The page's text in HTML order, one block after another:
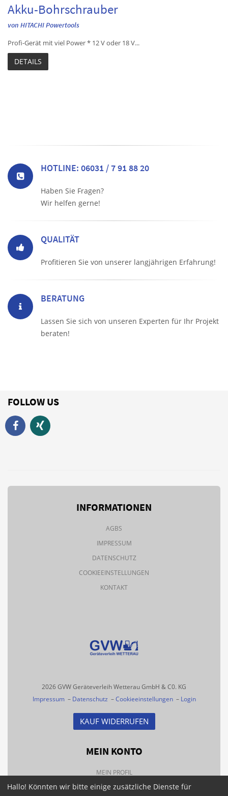
Akku-Bohrschrauber
von HITACHI Powertools
Profi-Gerät mit viel Power * 12 V oder 18 V...
DETAILS
HOTLINE: 06031 / 7 91 88 20
Haben Sie Fragen?
Wir helfen gerne!
QUALITÄT
Profitieren Sie von unserer langjährigen Erfahrung!
BERATUNG
Lassen Sie sich von unseren Experten für Ihr Projekt
beraten!
FOLLOW US
INFORMATIONEN
AGBS
IMPRESSUM
DATENSCHUTZ
COOKIEEINSTELLUNGEN
KONTAKT
2026 GVW Geräteverleih Wetterau GmbH & C0. KG
Impressum– Datenschutz –Cookieeinstellungen– Login
KAUF WIDERRUFEN
MEIN KONTO
MEIN PROFIL
BESTELLHISTORIE
Hallo! Könnten wir bitte einige zusätzliche Dienste für